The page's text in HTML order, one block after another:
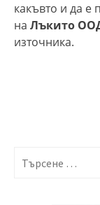
какъвто и да е
на Лъкито
източника.
за: